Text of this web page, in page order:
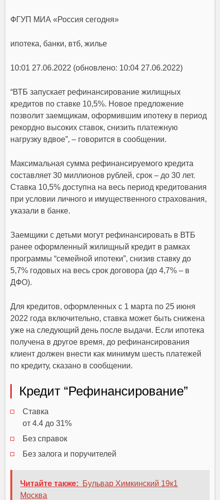
ФГУП МИА «Россия сегодня»
ипотека, банки, втб, жилье
10:01 27.06.2022 (обновлено: 10:04 27.06.2022)
“ВТБ запускает рефинансирование жилищных
кредитов по ставке 10,5%. Новое предложение
позволит заемщикам, оформившим ипотеку в период
рекордно высоких ставок, снизить платежную
нагрузку вдвое”, – говорится в сообщении.
Максимальная сумма рефинансируемого кредита
составляет 30 миллионов рублей, срок – до 30 лет.
Ставка 10,5% доступна на весь период кредитования
при условии личного и имущественного страхования,
указали в банке.
Заемщики с детьми могут рефинансировать в ВТБ
ранее оформленный жилищный кредит в рамках
программы “семейной ипотеки”, снизив ставку до
5,7% годовых на весь срок договора (до 4,7% – в
ДФО).
Для кредитов, оформленных с 1 марта по 25 июня
2022 года включительно, ставка может быть снижена
уже на следующий день после выдачи. Если ипотека
получена в другое время, до рефинансирования
клиент должен внести как минимум шесть платежей
по кредиту, сказано в сообщении.
Кредит “Рефинансирование”
Ставка
от 4.4 до 31%
Без справок
Без залога и поручителей
Читайте также:
Бульвар Химкинский 19к1
Москва